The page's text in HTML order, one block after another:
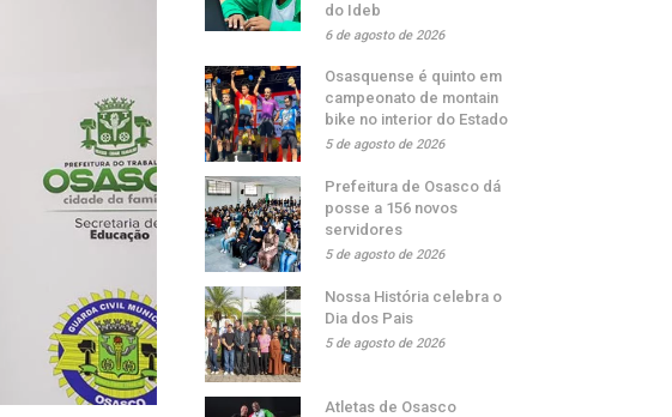
do Ideb
6 de agosto de 2026
Osasquense é quinto em
campeonato de montain
bike no interior do Estado
5 de agosto de 2026
Prefeitura de Osasco dá
posse a 156 novos
servidores
5 de agosto de 2026
Nossa História celebra o
Dia dos Pais
5 de agosto de 2026
Atletas de Osasco